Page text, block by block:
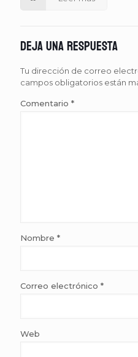
Deja una respuesta
Tu dirección de correo
campos obligatorios están
Comentario *
Nombre *
Correo electrónico *
Web